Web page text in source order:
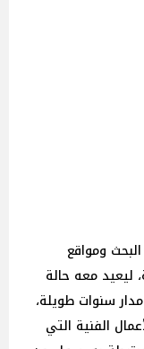
ومواقع
ليعيد معه حالة
سنوات طويلة،
الفنية التي